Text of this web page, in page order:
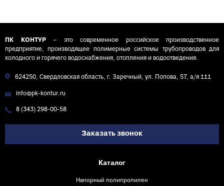
КОНТУР
ПК КОНТУР– это современное российское производственное
предприятие, производящее полимерные системы трубопроводов для
холодного и горячего водоснабжения, отопления и водоотведения.
624250, Свердловская область, г. Заречный, ул. Попова, 57, а/я 111
info@pk-kontur.ru
8 (343) 298-00-58
Заказать звонок
Каталог
Напорный полипропилен